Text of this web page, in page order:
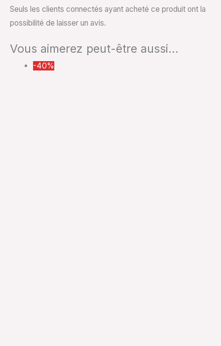
Seuls les clients connectés ayant acheté ce produit ont la
possibilité de laisser un avis.
Vous aimerez peut-être aussi…
-40%